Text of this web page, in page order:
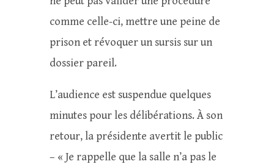
comme celle-ci, mettre une peine de
prison et révoquer un sursis sur un
dossier pareil.
L’audience est suspendue quelques
minutes pour les délibérations. À son
retour, la présidente avertit le public
– « Je rappelle que la salle n’a pas le